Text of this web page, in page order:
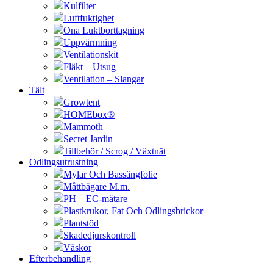
Kulfilter
Luftfuktighet
Ona Luktborttagning
Uppvärmning
Ventilationskit
Fläkt – Utsug
Ventilation – Slangar
Tält
Growtent
HOMEbox®
Mammoth
Secret Jardin
Tillbehör / Scrog / Växtnät
Odlingsutrustning
Mylar Och Bassängfolie
Måttbägare M.m.
PH – EC-mätare
Plastkrukor, Fat Och Odlingsbrickor
Plantstöd
Skadedjurskontroll
Väskor
Efterbehandling